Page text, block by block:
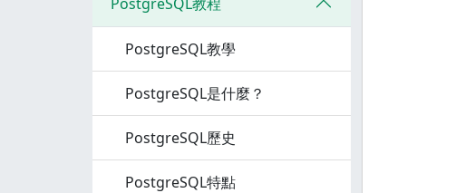
PostgreSQL教學
PostgreSQL是什麼？
PostgreSQL歷史
PostgreSQL特點